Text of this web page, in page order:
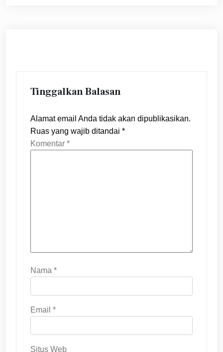
Tinggalkan Balasan
Alamat email Anda tidak akan dipublikasikan.
Ruas yang wajib ditandai *
Komentar *
Nama *
Email *
Situs Web